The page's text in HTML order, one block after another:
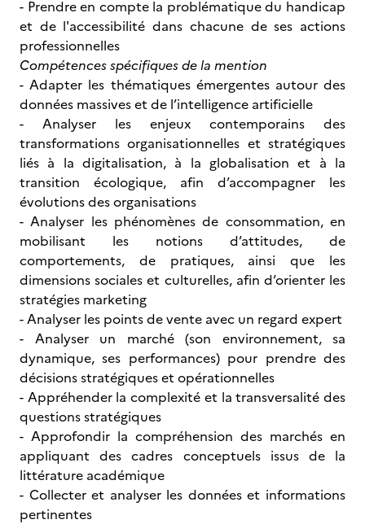
- Prendre en compte la problématique du handicap
et de l'accessibilité dans chacune de ses actions
professionnelles
Compétences spécifiques de la mention
-Adapter les thématiques émergentes autour des
données massives et de l’intelligence artificielle
- Analyser les enjeux contemporains des
transformations organisationnelles et stratégiques
liés à la digitalisation, à la globalisation et à la
transition écologique, afin d’accompagner les
évolutions des organisations
- Analyser les phénomènes de consommation, en
mobilisant les notions d’attitudes, de
comportements, de pratiques, ainsi que les
dimensions sociales et culturelles, afin d’orienter les
stratégies marketing
- Analyser les points de vente avec un regard expert
- Analyser un marché (son environnement, sa
dynamique, ses performances) pour prendre des
décisions stratégiques et opérationnelles
- Appréhender la complexité et la transversalité des
questions stratégiques
- Approfondir la compréhension des marchés en
appliquant des cadres conceptuels issus de la
littérature académique
- Collecter et analyser les données et informations
pertinentes